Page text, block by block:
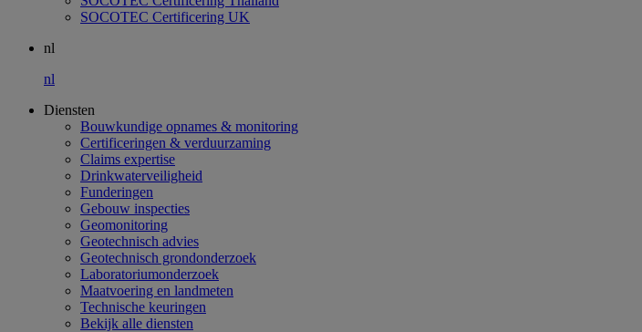
SOCOTEC Certificering UK
nl
nl
Diensten
Bouwkundige opnames & monitoring
Certificeringen & verduurzaming
Claims expertise
Drinkwaterveiligheid
Funderingen
Gebouw inspecties
Geomonitoring
Geotechnisch advies
Geotechnisch grondonderzoek
Laboratoriumonderzoek
Maatvoering en landmeten
Technische keuringen
Bekijk alle diensten